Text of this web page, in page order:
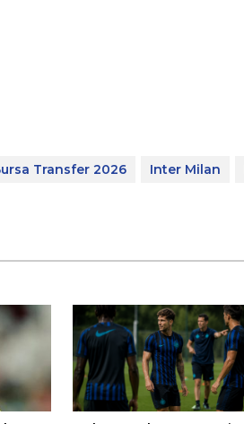
Transfer 2026 Inter Milan